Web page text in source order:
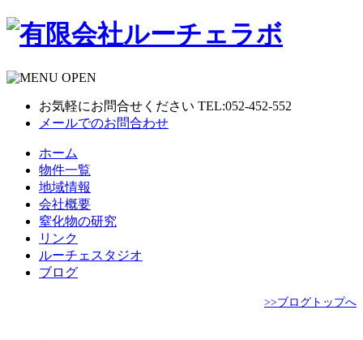
お気軽にお問合せください TEL:052-452-552
メールでのお問合わせ
ホーム
物件一覧
地域情報
会社概要
窒化物の研究
リンク
ルーチェスタジオ
ブログ
>>ブログトップへ